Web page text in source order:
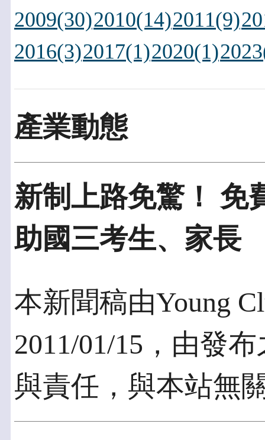
2009(30)2010(14)2011(9)
2016(3)2017(1)2020(1)
產業動態
新制上路免驚！ 免
助國三考生、家長
本新聞稿由Young
2011/01/15，由發
與責任，與本站無